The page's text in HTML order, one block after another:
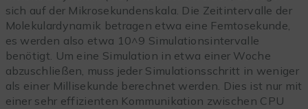
sich auf der Mikrosekundenskala. Die Zeitintervalle der
Molekulardynamik betragen etwa eine Femtosekunde,
es werden also etwa 10^9 Simulationsintervalle
benötigt. Um eine Simulation in etwa einer Woche
abzuschließen, muss jeder Simulationsschritt in weniger
als einer Millisekunde berechnet werden. Dies ist nur mit
einer sehr effizienten Kommunikation zwischen CPU